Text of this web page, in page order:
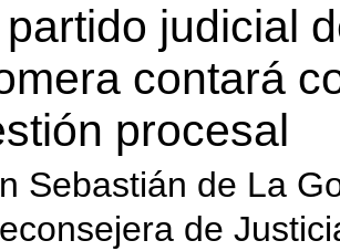
partido judicial
contará
procesal
Sebastián de La
de